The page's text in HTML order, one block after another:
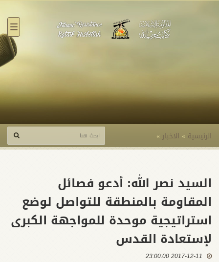
الرئيسية » الاخبار »
السيد نصر الله: أدعو فصائل
المقاومة بالمنطقة للتواصل لوضع
استراتيجية موحدة للمواجهة الكبرى
لإستعادة القدس
2017-12-11 23:00:00